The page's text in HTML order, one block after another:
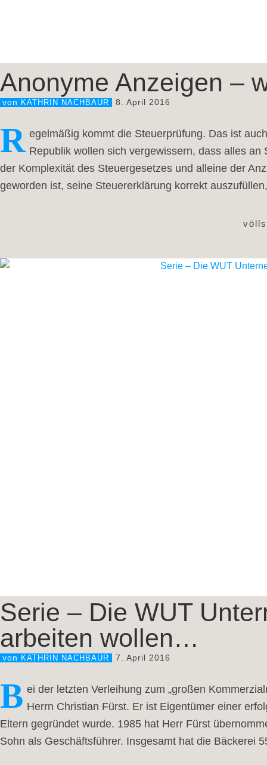
Anonyme Anzeigen –
von KATHRIN NACHBAUR 8. April 2016
R egelmäßig kommt die Steuerprüfung. Das ist
Republik wollen sich vergewissern, dass alles
der Komplexität des Steuergesetzes und alleine der
geworden ist, seine Steuererklärung korrekt
Serie – Die WUT
arbeiten wollen…
von KATHRIN NACHBAUR 7. April 2016
B ei der letzten Verleihung zum „großen
Herrn Christian Fürst. Er ist Eigentümer einer
Eltern gegründet wurde. 1985 hat Herr Fürst
Sohn als Geschäftsführer. Insgesamt hat die Bäckerei